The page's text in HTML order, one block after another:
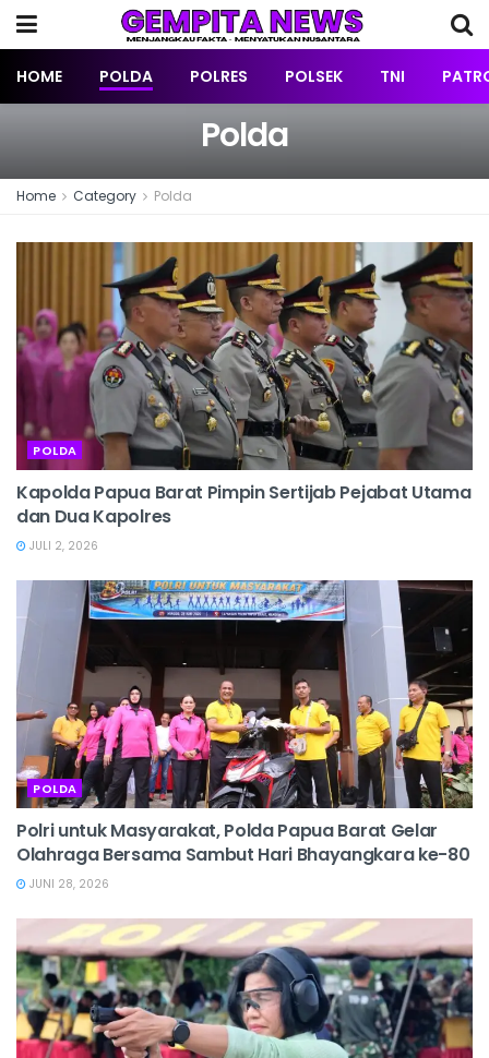
HOME POLDA POLRES POLSEK TNI
Polda
Home Category Polda
POLDA
Kapolda Papua Barat Pimpin Sertijab Pejabat Utama
dan Dua Kapolres
JULI 2, 2026
POLDA
Polri untuk Masyarakat, Polda Papua Barat Gelar
Olahraga Bersama Sambut Hari Bhayangkara ke-80
JUNI 28, 2026